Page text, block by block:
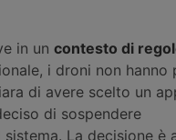
in un contesto di
i droni non hanno
di avere scelto un
di sospendere
La decisione è